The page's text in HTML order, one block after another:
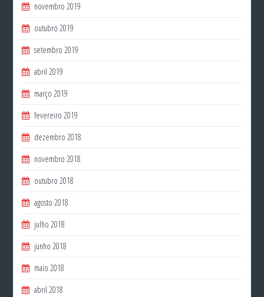
novembro 2019
outubro 2019
setembro 2019
abril 2019
março 2019
fevereiro 2019
dezembro 2018
novembro 2018
outubro 2018
agosto 2018
julho 2018
junho 2018
maio 2018
abril 2018